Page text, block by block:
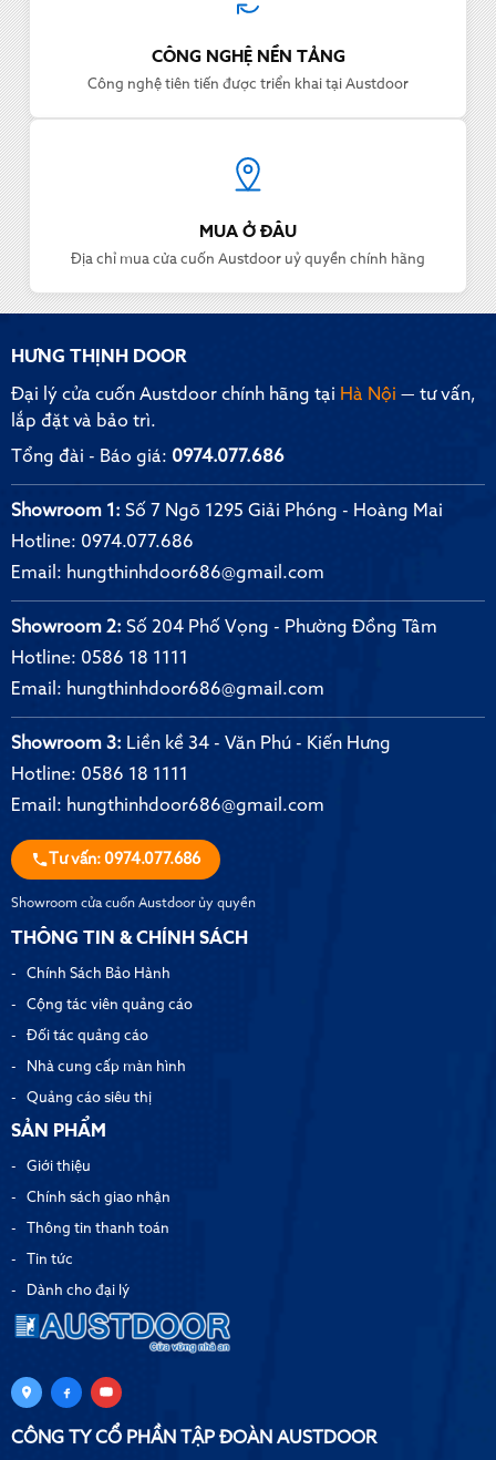
CÔNG NGHỆ NỀN TẢNG
Công nghệ tiên tiến được triển khai tại Austdoor
MUA Ở ĐÂU
Địa chỉ mua cửa cuốn Austdoor uỷ quyền chính hãng
HƯNG THỊNH DOOR
Đại lý cửa cuốn Austdoor chính hãng tại Hà Nội — tư vấn,
lắp đặt và bảo trì.
Tổng đài - Báo giá: 0974.077.686
Showroom 1: Số 7 Ngõ 1295 Giải Phóng - Hoàng Mai
Hotline: 0974.077.686
Email: hungthinhdoor686@gmail.com
Showroom 2: Số 204 Phố Vọng - Phường Đồng Tâm
Hotline: 0586 18 1111
Email: hungthinhdoor686@gmail.com
Showroom 3: Liền kề 34 - Văn Phú - Kiến Hưng
Hotline: 0586 18 1111
Email: hungthinhdoor686@gmail.com
Tư vấn: 0974.077.686
Showroom cửa cuốn Austdoor ủy quyền
THÔNG TIN & CHÍNH SÁCH
Chính Sách Bảo Hành
Cộng tác viên quảng cáo
Đối tác quảng cáo
Nhà cung cấp màn hình
Quảng cáo siêu thị
SẢN PHẨM
Giới thiệu
Chính sách giao nhận
Thông tin thanh toán
Tin tức
Dành cho đại lý
CÔNG TY CỔ PHẦN TẬP ĐOÀN AUSTDOOR